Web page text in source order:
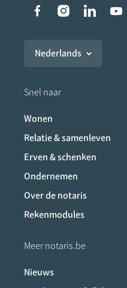
Liens
Nederlands
Snel naar
Wonen
Relatie & samenleven
Erven & schenken
Ondernemen
Over de notaris
Rekenmodules
Meer notaris.be
Nieuws